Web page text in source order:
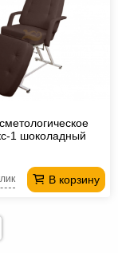
1 шоколадный
В корзину